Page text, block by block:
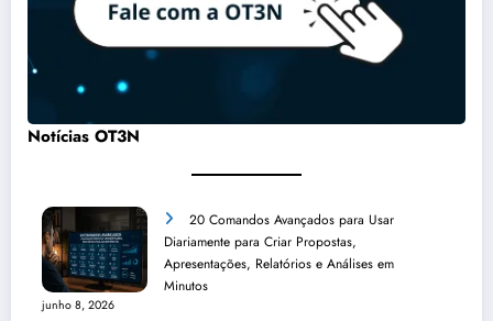
Notícias OT3N
20 Comandos Avançados para Usar
Diariamente para Criar Propostas,
Apresentações, Relatórios e Análises em
Minutos
junho 8, 2026